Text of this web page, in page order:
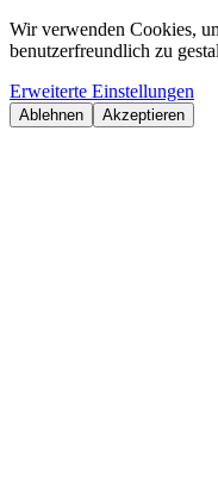
Wir verwenden Cookies,
benutzerfreundlich zu
Erweiterte Einstellungen
Ablehnen Akzeptieren